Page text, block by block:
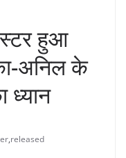
हुआ
अनिल के
,released